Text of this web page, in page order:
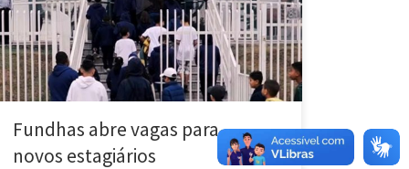
Fundhas abre vagas para
novos estagiários